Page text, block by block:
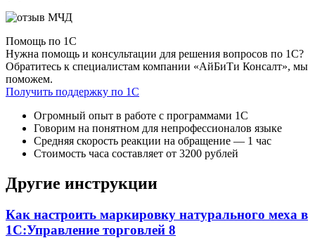
Помощь по 1С
Нужна помощь и консультации для решения вопросов по 1С?
Обратитесь к специалистам компании «АйБиТи Консалт», мы
поможем.
Получить поддержку по 1С
Огромный опыт в работе с программами 1С
Говорим на понятном для непрофессионалов языке
Средняя скорость реакции на обращение — 1 час
Стоимость часа составляет от 3200 рублей
Другие инструкции
Как настроить маркировку натурального меха в
1С:Управление торговлей 8